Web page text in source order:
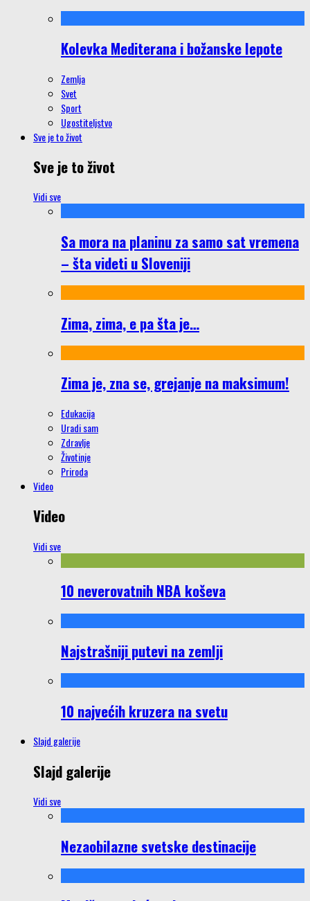
Kolevka Mediterana i božanske lepote
Zemlja
Svet
Sport
Ugostiteljstvo
Sve je to život
Sve je to život
Vidi sve
Sa mora na planinu za samo sat vremena
– šta videti u Sloveniji
Zima, zima, e pa šta je…
Zima je, zna se, grejanje na maksimum!
Edukacija
Uradi sam
Zdravlje
Životinje
Priroda
Video
Video
Vidi sve
10 neverovatnih NBA koševa
Najstrašniji putevi na zemlji
10 najvećih kruzera na svetu
Slajd galerije
Slajd galerije
Vidi sve
Nezaobilazne svetske destinacije